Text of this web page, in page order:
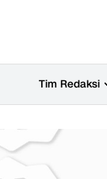
Tim Redaksi